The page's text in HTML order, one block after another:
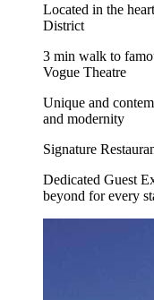
Located in the
District
3 min walk to
Vogue Theatre
Unique and
and modernity
Signature
Dedicated Guest
beyond for every